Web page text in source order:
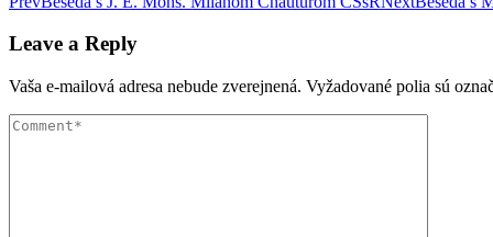
navigation
Leave a Reply
Vaša e-mailová adresa nebude zverejnená. Vyžadované polia sú